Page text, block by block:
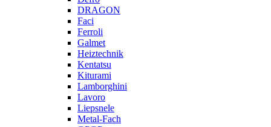
DRAGON
Faci
Ferroli
Galmet
Heiztechnik
Kentatsu
Kiturami
Lamborghini
Lavoro
Liepsnele
Metal-Fach